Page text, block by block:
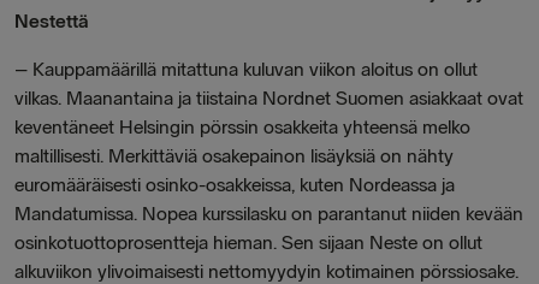
Nestettä
– Kauppamäärillä mitattuna kuluvan viikon aloitus on ollut
vilkas. Maanantaina ja tiistaina Nordnet Suomen asiakkaat ovat
keventäneet Helsingin pörssin osakkeita yhteensä melko
maltillisesti. Merkittäviä osakepainon lisäyksiä on nähty
euromääräisesti osinko-osakkeissa, kuten Nordeassa ja
Mandatumissa. Nopea kurssilasku on parantanut niiden kevään
osinkotuottoprosentteja hieman. Sen sijaan Neste on ollut
alkuviikon ylivoimaisesti nettomyydyin kotimainen pörssiosake.